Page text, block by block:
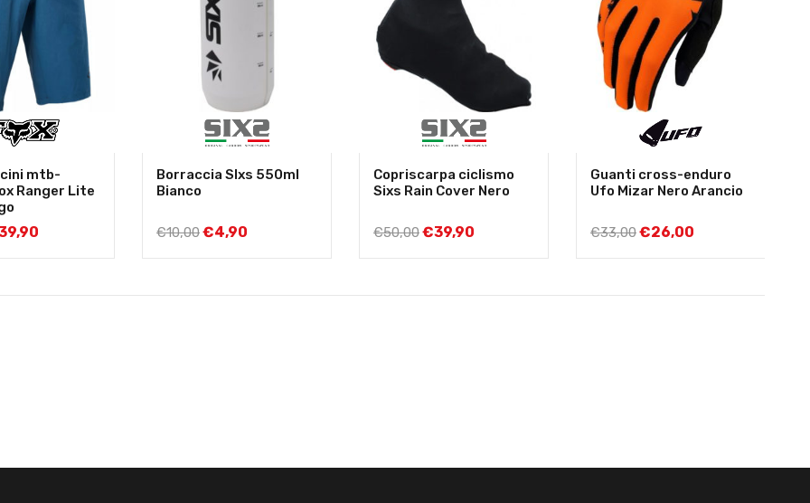
mtb-
Ranger Lite
Borraccia SIxs 550ml
Bianco
€10,00€4,90
Copriscarpa ciclismo
Sixs Rain Cover Nero
€50,00€39,90
Guanti cross-enduro
Ufo Mizar Nero Arancio
€33,00€26,00